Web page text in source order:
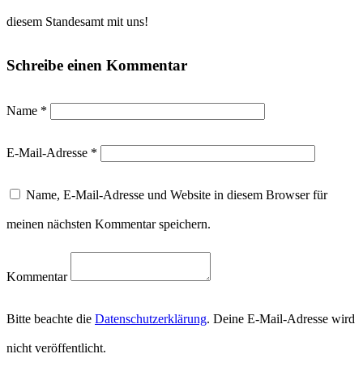
diesem Standesamt mit uns!
Schreibe einen Kommentar
Name *
E-Mail-Adresse *
Name, E-Mail-Adresse und Website in diesem Browser für
meinen nächsten Kommentar speichern.
Kommentar
Bitte beachte die Datenschutzerklärung. Deine E-Mail-Adresse wird
nicht veröffentlicht.